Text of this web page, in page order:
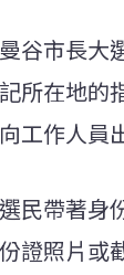
谷市長大
所在地的
工作人員
民帶著身
證照片或